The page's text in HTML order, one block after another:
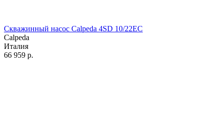
Скважинный насос Calpeda 4SD 10/22EC
Calpeda
Италия
66 959 р.